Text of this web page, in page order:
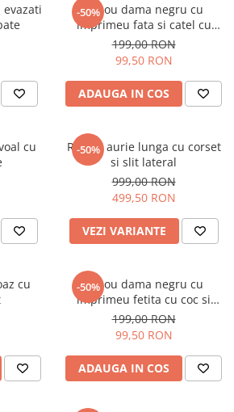
-50%
Tricou dama negru cu
imprimeu fata si catel cu
ochelari
199,00 RON
99,50 RON
ADAUGA IN COS
cu
-50%
Rochie aurie lunga cu corset
si slit lateral
999,00 RON
499,50 RON
VEZI VARIANTE
cu
-50%
Tricou dama negru cu
imprimeu fetita cu coc si
ochelari albastrii
199,00 RON
99,50 RON
ADAUGA IN COS